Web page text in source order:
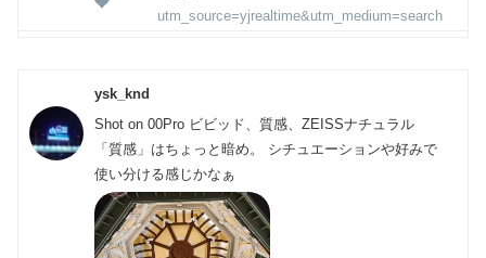
utm_source=yjrealtime&utm_medium=search
ysk_knd
Shot on 00Pro ビビッド、質感、ZEISSナチュラル
「質感」はちょっと暗め。 シチュエーションや好みで
使い分ける感じかなぁ